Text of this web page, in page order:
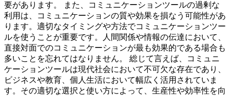
要があります。 また、コミュニケーションツールの過剰な
利用は、コミュニケーションの質や効果を損なう可能性があ
ります。適切なタイミングや方法でコミュニケーションツー
ルを使うことが重要です。人間関係や情報の伝達において、
直接対面でのコミュニケーションが最も効果的である場合も
多いことを忘れてはなりません。 総じて言えば、コミュニ
ケーションツールは現代社会において不可欠な存在であり、
ビジネスや教育、個人生活において幅広く活用されていま
す。その適切な選択と使い方によって、生産性や効率性を向